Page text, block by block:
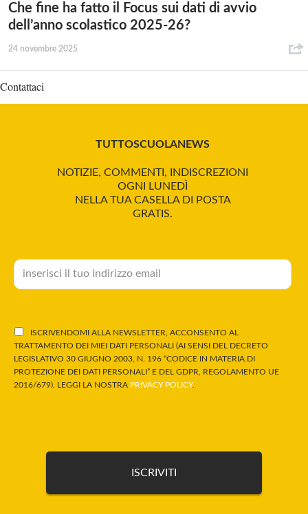
Che fine ha fatto il Focus sui dati di avvio
dell’anno scolastico 2025-26?
24 novembre 2025
Contattaci
TUTTOSCUOLANEWS
NOTIZIE, COMMENTI, INDISCREZIONI
OGNI LUNEDÌ
NELLA TUA CASELLA DI POSTA
GRATIS.
ISCRIVENDOMI ALLA NEWSLETTER, ACCONSENTO AL
TRATTAMENTO DEI MIEI DATI PERSONALI (AI SENSI DEL DECRETO
LEGISLATIVO 30 GIUGNO 2003, N. 196 “CODICE IN MATERIA DI
PROTEZIONE DEI DATI PERSONALI” E DEL GDPR, REGOLAMENTO UE
2016/679). LEGGI LA NOSTRA PRIVACY POLICY.